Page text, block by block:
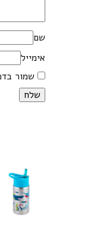
שם
אימייל
שמור